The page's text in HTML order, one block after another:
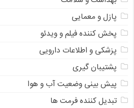
پازل و معمایی
پخش کننده فیلم و ویدئو
پزشکی و اطلاعات دارویی
پشتیبان گیری
پیش بینی وضعیت آب و هوا
تبدیل کننده فرمت ها